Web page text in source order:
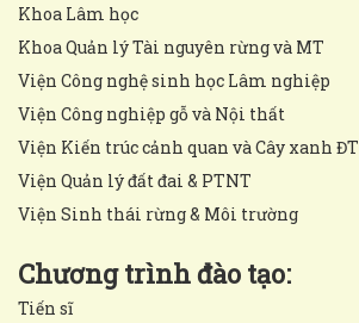
Khoa Lâm học
Khoa Quản lý Tài nguyên rừng và MT
Viện Công nghệ sinh học Lâm nghiệp
Viện Công nghiệp gỗ và Nội thất
Viện Kiến trúc cảnh quan và Cây xanh ĐT
Viện Quản lý đất đai & PTNT
Viện Sinh thái rừng & Môi trường
Chương trình đào tạo:
Tiến sĩ